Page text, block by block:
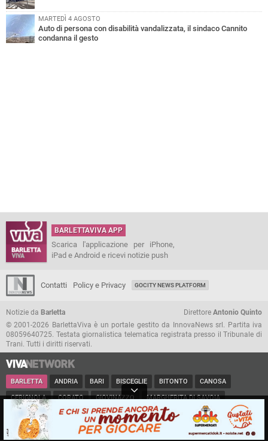
MARTEDÌ 4 AGOSTO
Auto di persona con disabilità vandalizzata, il sindaco Cannito
condanna il gesto
BARLETTAVIVA APP
Scarica l'applicazione per iPhone,
iPad e Android e ricevi notizie push
Contatti Policy e Privacy GOCITY NEWS PLATFORM
Notizie da Barletta Direttore Antonio Quinto
© 2001-2026 BarlettaViva è un portale gestito da InnovaNews srl. Partita iva
08059640725. Testata giornalistica telematica registrata presso il Tribunale di
Trani. Tutti i diritti riservati.
BARLETTA ANDRIA BARI BISCEGLIE BITONTO CANOSA
CERIGNOLA CORATO GIOVINAZZO MARGHERITA DI SAVOIA
MINERVINO MODUGNO MOLFETTA PUGLIA RUVO
SAN FERDINANDO SPINAZZOLA TERLIZZI TRINITAPOLI